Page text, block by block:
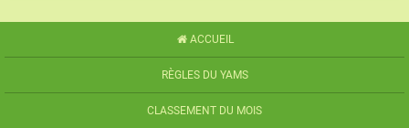
ACCUEIL
RÈGLES DU YAMS
CLASSEMENT DU MOIS